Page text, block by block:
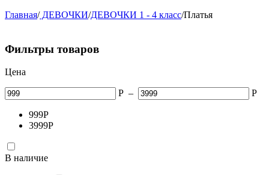
Главная/ДЕВОЧКИ/ДЕВОЧКИ 1 - 4 класс/Платья
Фильтры товаров
Цена
Р – Р
999Р
3999Р
В наличие